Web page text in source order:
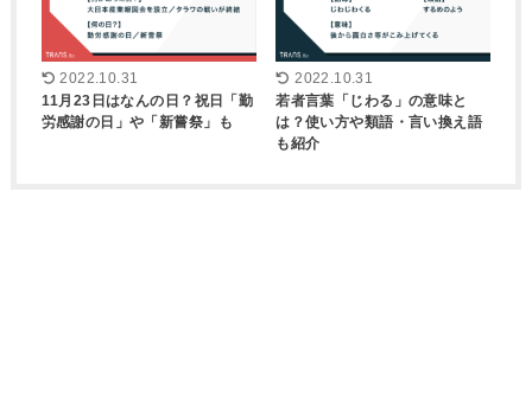
2022.10.31
11月23日はなんの日？祝日「勤
労感謝の日」や「新嘗祭」も
2022.10.31
若者言葉「じわる」の意味と
は？使い方や類語・言い換え語
も紹介